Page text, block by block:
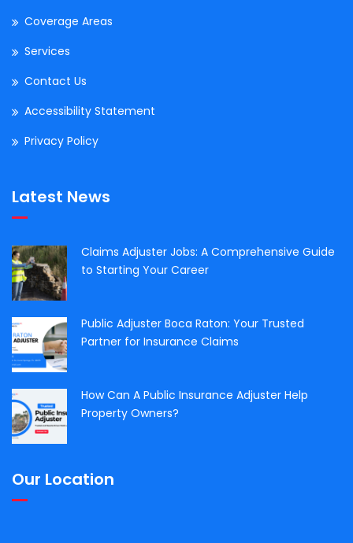
Coverage Areas
Services
Contact Us
Accessibility Statement
Privacy Policy
Latest News
Claims Adjuster Jobs: A Comprehensive Guide
to Starting Your Career
Public Adjuster Boca Raton: Your Trusted
Partner for Insurance Claims
How Can A Public Insurance Adjuster Help
Property Owners?
Our Location